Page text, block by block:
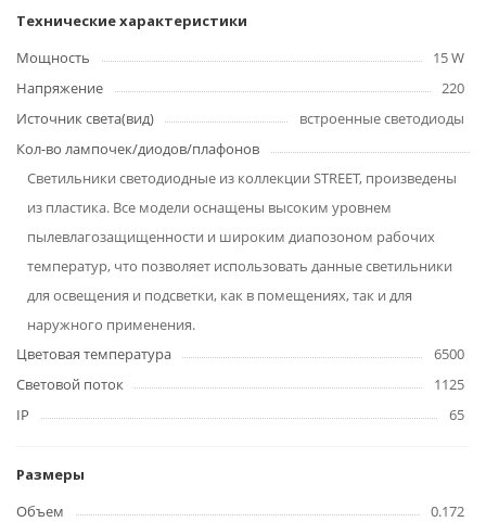
Технические характеристики
Мощность
15 W
Напряжение
220
Источник света(вид)
встроенные светодиоды
Кол-во лампочек/диодов/плафонов
Светильники светодиодные из коллекции STREET, произведены
из пластика. Все модели оснащены высоким уровнем
пылевлагозащищенности и широким диапозоном рабочих
температур, что позволяет использовать данные светильники
для освещения и подсветки, как в помещениях, так и для
наружного применения.
Цветовая температура
6500
Световой поток
1125
IP
65
Размеры
Объем
0.172